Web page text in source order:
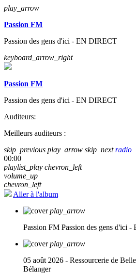
play_arrow
Passion FM
Passion des gens d'ici - EN DIRECT
keyboard_arrow_right
Passion FM
Passion des gens d'ici - EN DIRECT
Auditeurs:
Meilleurs auditeurs :
skip_previous play_arrow skip_next radio
00:00
playlist_play chevron_left
volume_up
chevron_left
Aller à l'album
play_arrow
Passion FM Passion des gens d'ici
play_arrow
05 août 2026 - Ressourcerie de
Bélanger